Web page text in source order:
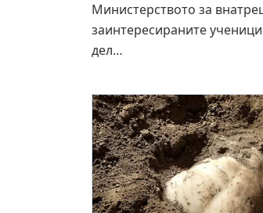
Министерството за
заинтересираните
дел…